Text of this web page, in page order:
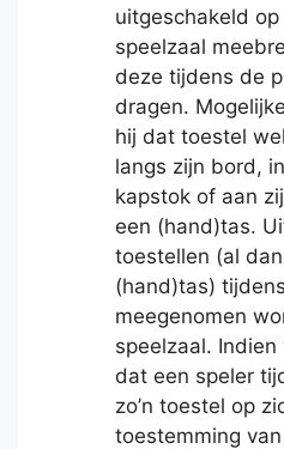
uitgeschakeld
speelzaal
deze tijdens de
dragen.
hij dat toestel
langs zijn bord,
kapstok of aan
een (hand)tas.
toestellen (al
(hand)tas)
meegenomen
speelzaal.
dat een speler
zo’n toestel op
toestemming